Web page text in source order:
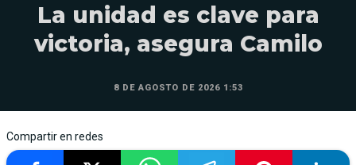
La unidad es clave para
victoria, asegura Camilo
8 DE AGOSTO DE 2026 1:53
Compartir en redes